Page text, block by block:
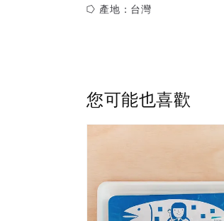
⭔ 產地：台灣
您可能也喜歡